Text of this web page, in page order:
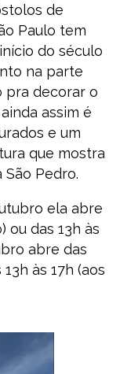
de
Paulo tem
do século
na parte
pra decorar o
assim é
e um
que mostra
Pedro.
ela abre
ou das 13h às
abre das
às 17h (aos